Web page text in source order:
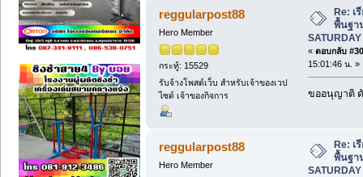
ขอนแก่น SATURDAY CLASSES. (อ่า
reggularpost88
Hero Member
กระทู้: 15529
รับจ้างโพสต์เว็บ สำหรับเจ้าของเวป
ไซต์ เจ้าของกิจการ
Re: เ
พื้นฐา
« ตอบกลับ
15:01:46 น. »
ขออนุญาติ
reggularpost88
Hero Member
Re: เ
พื้นฐา